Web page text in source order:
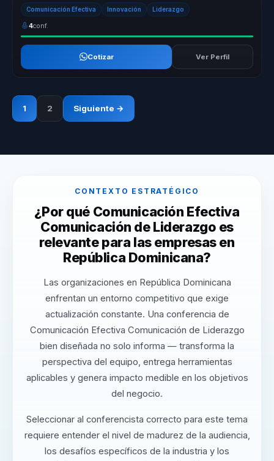
liderazgo estr...
Comunicación Efectiva Innovación Liderazgo
4conf.
Cotizar Ver Perfil
1 2 Siguiente →
CONTEXTO ESTRATÉGICO
¿Por qué Comunicación Efectiva
Comunicación de Liderazgo es
relevante para las empresas en
República Dominicana?
Las organizaciones en República Dominicana
enfrentan un entorno competitivo que exige
actualización constante. Una conferencia de
Comunicación Efectiva Comunicación de Liderazgo
bien diseñada no solo informa — transforma la
perspectiva del equipo, entrega herramientas
aplicables y genera impacto medible en los objetivos
del negocio.
Seleccionar al conferencista correcto para este tema
requiere entender el nivel de madurez de la audiencia,
los desafíos específicos de la industria y los